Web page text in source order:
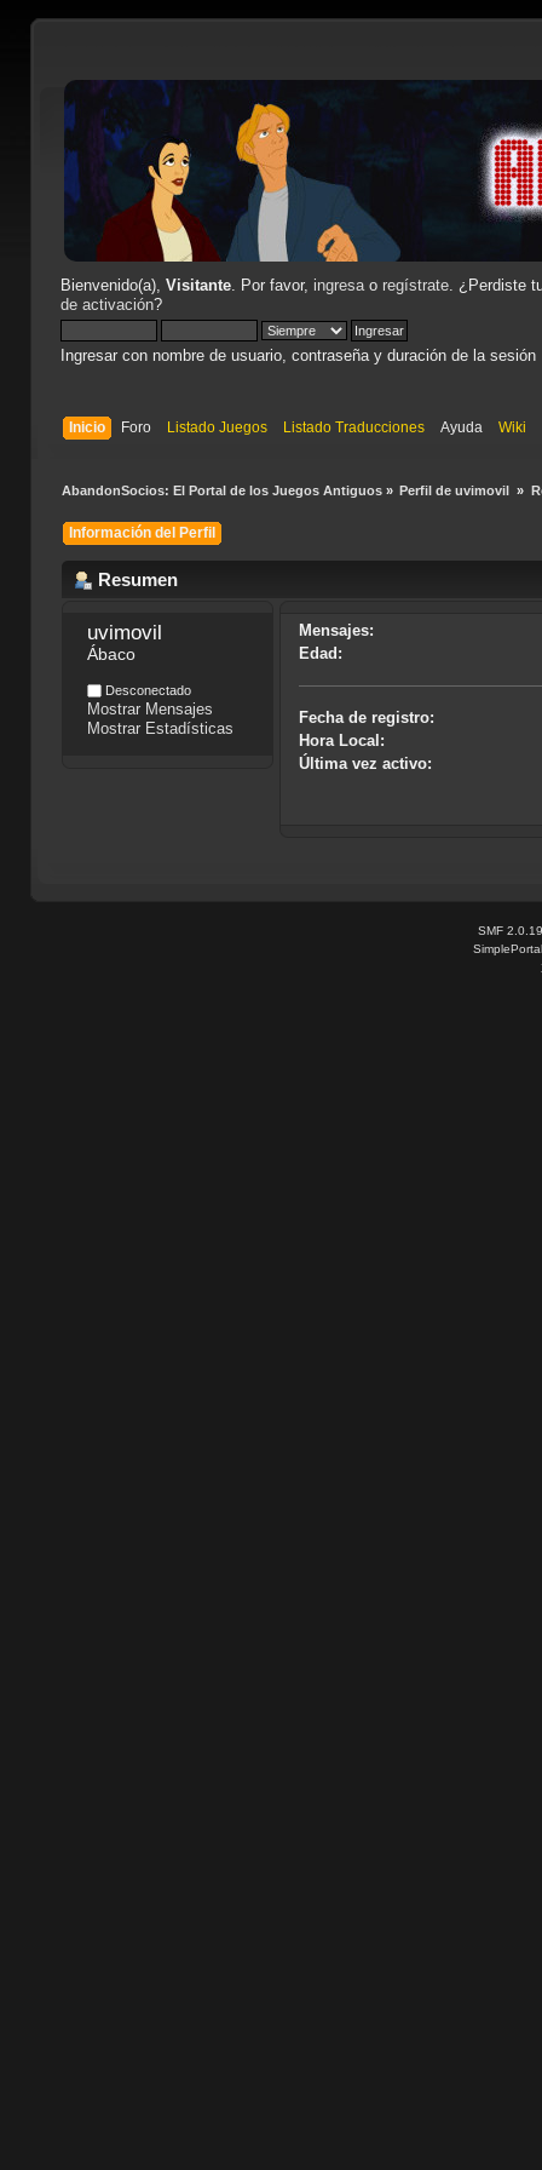
Bienvenido(a), Visitante. Por favor, ingresao regístrate. ¿Perdiste
de activación?
Ingresar con nombre de usuario, contraseña y duración de la sesión
Inicio Foro Listado Juegos Listado Traducciones Ayuda Wiki
AbandonSocios: El Portal de los Juegos Antiguos» Perfil de uvimovil »
Información del Perfil
Resumen
uvimovil
Ábaco
Desconectado
Mostrar Mensajes
Mostrar Estadísticas
Mensajes:
Edad:
Fecha de registro:
Hora Local:
Última vez activo:
SMF 2.0.19